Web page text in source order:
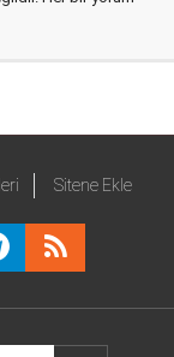
Sitene Ekle